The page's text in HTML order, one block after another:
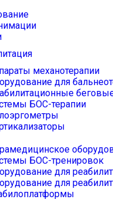
механотерапии
для
БОС-терапии
БОС-тренировок
для
для